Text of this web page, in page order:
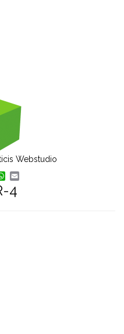
Webstudio
WhatsApp
4